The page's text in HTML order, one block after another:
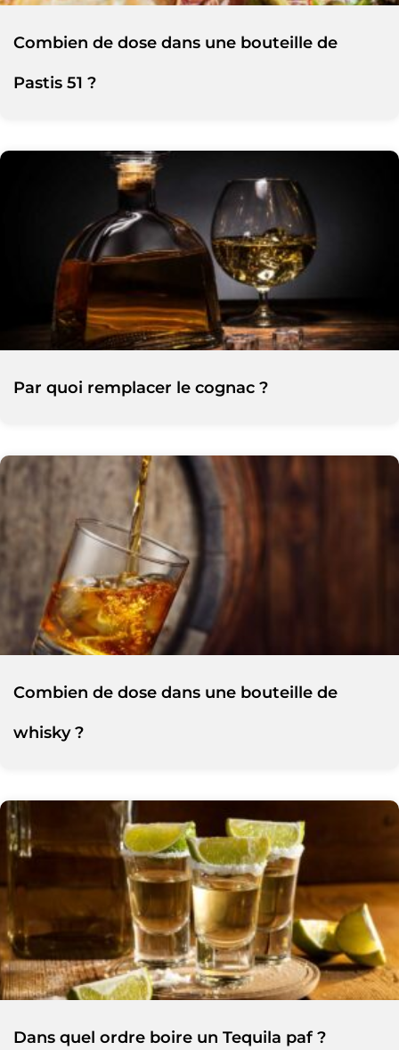
Combien de dose dans une bouteille de
Pastis 51 ?
Par quoi remplacer le cognac ?
Combien de dose dans une bouteille de
whisky ?
Dans quel ordre boire un Tequila paf ?